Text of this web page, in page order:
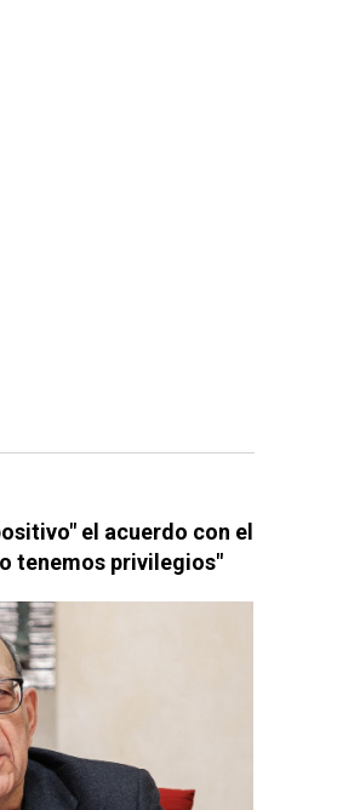
el acuerdo con el
tenemos privilegios"